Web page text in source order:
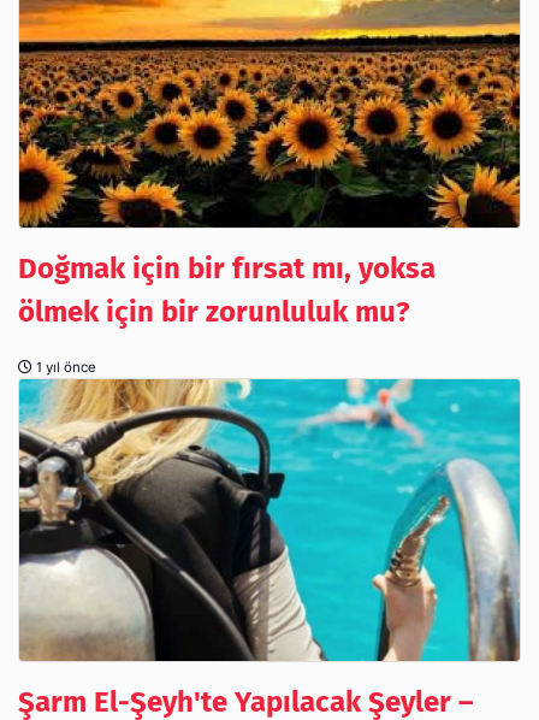
Doğmak için bir fırsat mı, yoksa
ölmek için bir zorunluluk mu?
1 yıl önce
Şarm El-Şeyh'te Yapılacak Şeyler –